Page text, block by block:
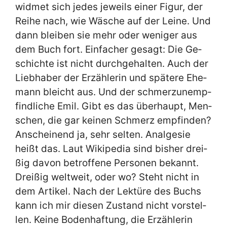
wid­met sich je­des je­weils ei­ner Fi­gur, der
Rei­he nach, wie Wä­sche auf der Lei­ne. Und
dann blei­ben sie mehr oder we­ni­ger aus
dem Buch fort. Ein­fa­cher ge­sagt: Die Ge­
schich­te ist nicht durch­ge­hal­ten. Auch der
Lieb­ha­ber der Er­zäh­le­rin und spä­te­re Ehe­
mann bleicht aus. Und der schmerz­un­emp­
find­li­che Emil. Gibt es das über­haupt, Men­
schen, die gar kei­nen Schmerz emp­fin­den?
An­schei­nend ja, sehr sel­ten. An­al­ge­sie
heißt das. Laut Wi­ki­pe­dia sind bis­her drei­
ßig da­von be­trof­fe­ne Per­so­nen be­kannt.
Drei­ßig welt­weit, oder wo? Steht nicht in
dem Ar­ti­kel. Nach der Lek­tü­re des Buchs
kann ich mir die­sen Zu­stand nicht vor­stel­
len. Kei­ne Bo­den­haf­tung, die Er­zäh­le­rin